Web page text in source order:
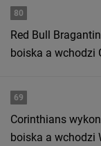
80
Red Bull
boiska a wchodzi
69
Corinthians
boiska a wchodzi